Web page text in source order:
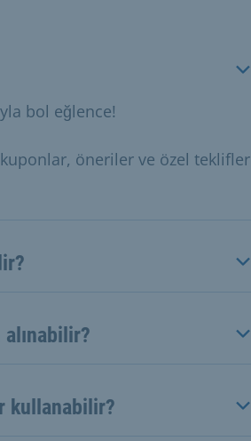
bol eğlence!
öneriler ve özel teklifler
kullanabilir?